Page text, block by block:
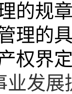
的规
理的
权界
业发